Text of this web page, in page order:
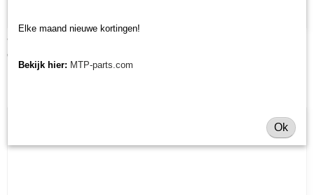
V-snaar Morgnieux TA2250 EA maaier
€ 65,73
Elke maand nieuwe kortingen!
Bekijk hier: MTP-parts.com
Ok